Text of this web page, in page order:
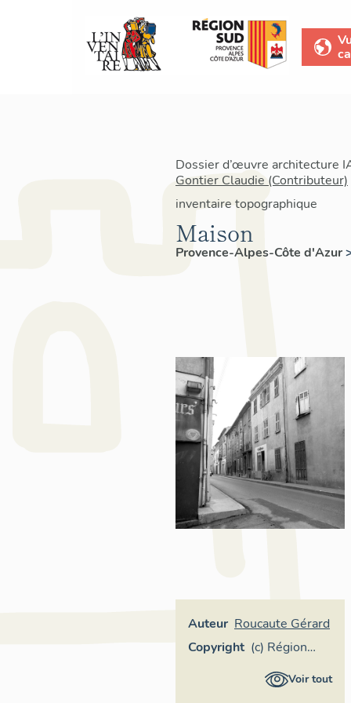
Dossier d’œuvre architecture
Gontier Claudie (Contributeur)
inventaire topographique
Maison
Provence-Alpes-Côte d'Azur
Auteur Roucaute Gérard
Copyright (c) Région
Provence-Voir tout